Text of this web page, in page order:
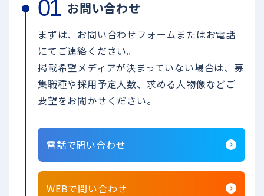
お問い合わせ
まずは、お問い合わせフォームまたはお電話
にてご連絡ください。
掲載希望メディアが決まっていない場合は、募
集職種や採用予定人数、求める人物像などご
要望をお聞かせください。
電話で問い合わせ
WEBで問い合わせ